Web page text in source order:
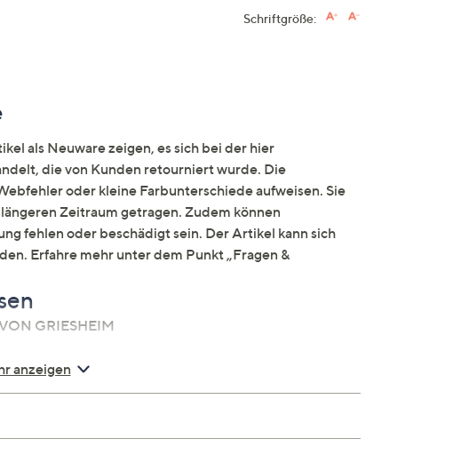
Schriftgröße:
als Neuware zeigen, es sich bei der hier
die von Kunden retourniert wurde. Die
oder kleine Farbunterschiede aufweisen. Sie
Zeitraum getragen. Zudem können
fehlen oder beschädigt sein. Der Artikel kann sich
Erfahre mehr unter dem Punkt „Fragen &
GRIESHEIM
anzeigen